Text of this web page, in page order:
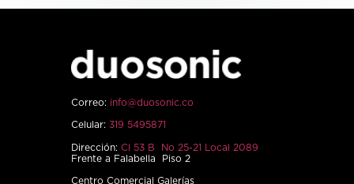
Correo: info@duosonic.co
Celular: 319 5495871
Dirección: Cl 53 B No 25-21 Local 2089
Frente a Falabella Piso 2
Centro Comercial Galerías